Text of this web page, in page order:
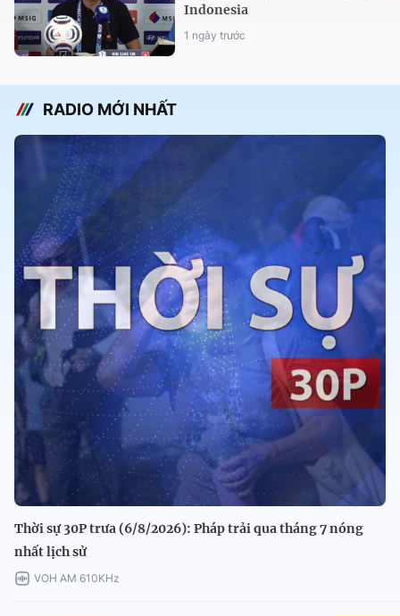
Indonesia
1 ngày trước
RADIO MỚI NHẤT
Thời sự 30P trưa (6/8/2026): Pháp trải qua tháng 7 nóng
nhất lịch sử
VOH AM 610KHz